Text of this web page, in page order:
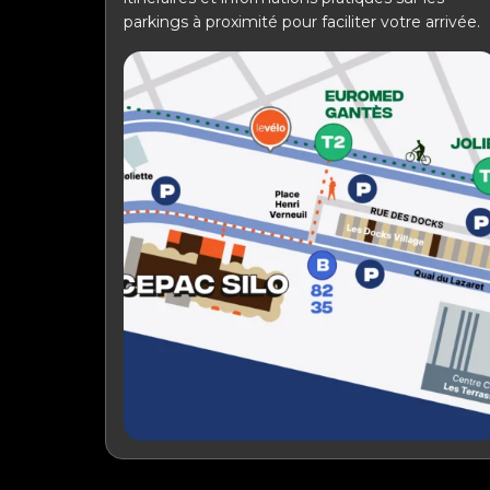
parkings à proximité pour faciliter votre arrivée.